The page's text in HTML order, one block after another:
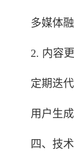
多媒体
2. 内容
定期迭
用户生
四、技